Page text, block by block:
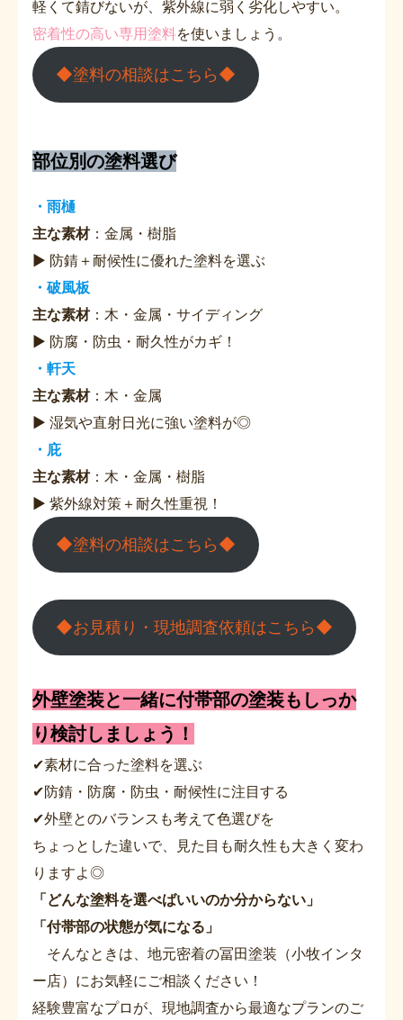
軽くて錆びないが、紫外線に弱く劣化しやすい。
密着性の高い専用塗料を使いましょう。
◆塗料の相談はこちら◆
部位別の塗料選び
・雨樋
主な素材：金属・樹脂
▶ 防錆＋耐候性に優れた塗料を選ぶ
・破風板
主な素材：木・金属・サイディング
▶ 防腐・防虫・耐久性がカギ！
・軒天
主な素材：木・金属
▶ 湿気や直射日光に強い塗料が◎
・庇
主な素材：木・金属・樹脂
▶ 紫外線対策＋耐久性重視！
◆塗料の相談はこちら◆
◆お見積り・現地調査依頼はこちら◆
外壁塗装と一緒に付帯部の塗装もしっか
り検討しましょう！
✔素材に合った塗料を選ぶ
✔防錆・防腐・防虫・耐候性に注目する
✔外壁とのバランスも考えて色選びを
ちょっとした違いで、見た目も耐久性も大きく変わ
りますよ◎
「どんな塗料を選べばいいのか分からない」
「付帯部の状態が気になる」
そんなときは、地元密着の冨田塗装（小牧インタ
ー店）にお気軽にご相談ください！
経験豊富なプロが、現地調査から最適なプランのご